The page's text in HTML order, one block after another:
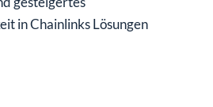
in Chainlinks Lösungen